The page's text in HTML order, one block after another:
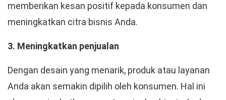
memberikan kesan positif kepada konsumen dan
meningkatkan citra bisnis Anda.
3. Meningkatkan penjualan
Dengan desain yang menarik, produk atau layanan
Anda akan semakin dipilih oleh konsumen. Hal ini